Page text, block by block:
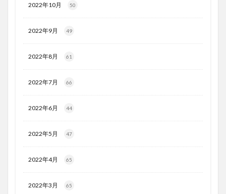
2022年10月 50
2022年9月 49
2022年8月 61
2022年7月 66
2022年6月 44
2022年5月 47
2022年4月 65
2022年3月 65